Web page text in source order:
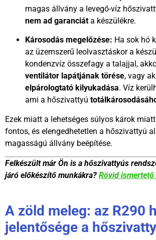
magas állvány a levegő-víz
nem ad garanciát a készülékre.
Károsodás megelőzése: Ha sok hó
az üzemszerű leolvasztáskor a
kondenzvíz összefagy a talajjal,
ventilátor lapátjának törése, vagy
elpárologtató kilyukadása. Víz
ami a hőszivattyú
Ezek miatt a lehetséges súlyos károk
fontos, és elengedhetetlen a hőszivattyú
magasságú állvány beépítése.
Felkészült már Ön is a hőszivattyús
járó előkészítő munkákra? Rövid ismertető
A zöld meleg: az R290
jelentősége a